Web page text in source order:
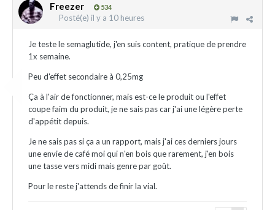
Freezer 534
Posté(e) il y a 10 heures
Je teste le semaglutide, j'en suis content, pratique de prendre
1x semaine.
Peu d'effet secondaire à 0,25mg
Ça à l'air de fonctionner, mais est-ce le produit ou l'effet
coupe faim du produit, je ne sais pas car j'ai une légère perte
d'appétit depuis.
Je ne sais pas si ça a un rapport, mais j'ai ces derniers jours
une envie de café moi qui n'en bois que rarement, j'en bois
une tasse vers midi mais genre par goût.
Pour le reste j'attends de finir la vial.